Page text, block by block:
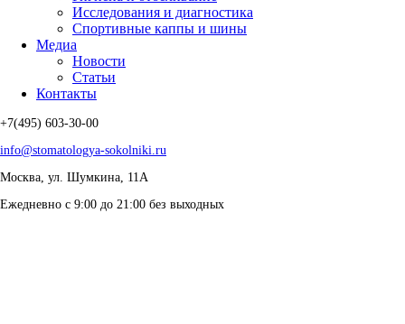
Исследования и диагностика
Спортивные каппы и шины
Медиа
Новости
Статьи
Контакты
+7(495) 603-30-00
info@stomatologya-sokolniki.ru
Москва, ул. Шумкина, 11А
Ежедневно с 9:00 до 21:00 без выходных